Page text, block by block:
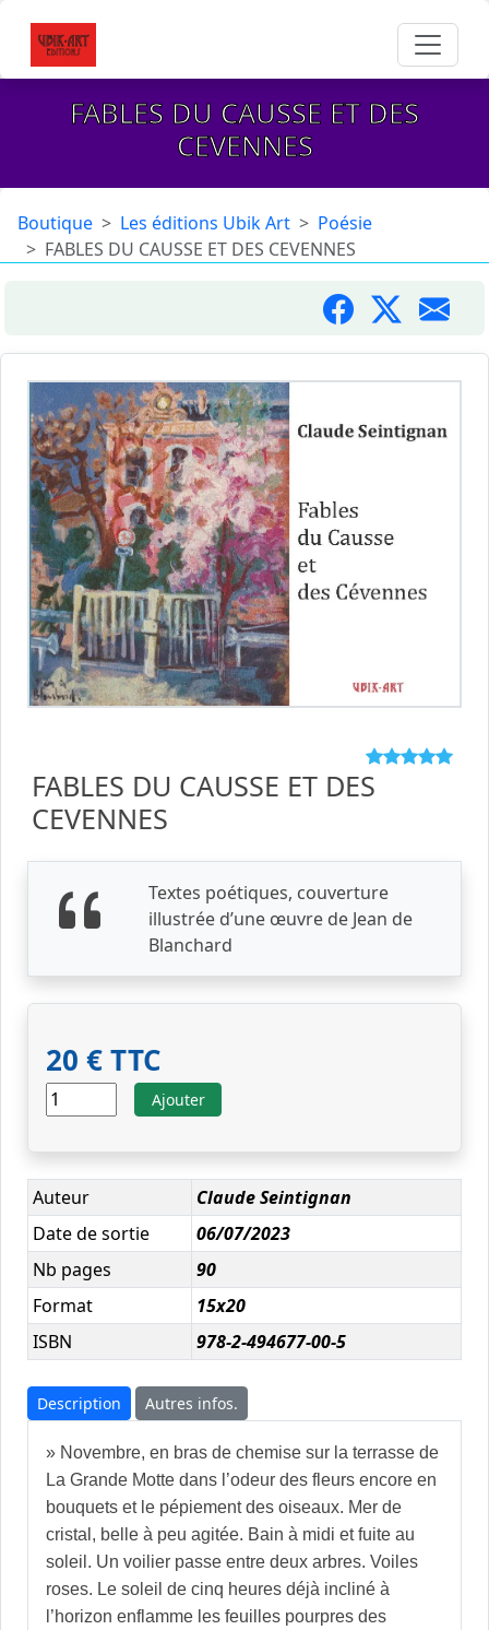
FABLES DU CAUSSE ET DES
CEVENNES
Boutique Les éditions Ubik Art
Poésie
FABLES DU CAUSSE ET DES CEVENNES
FABLES DU CAUSSE ET DES
CEVENNES
Textes poétiques, couverture
illustrée d’une œuvre de Jean de
Blanchard
20 € TTC
Ajouter
Auteur
Claude Seintignan
Date de sortie
06/07/2023
Nb pages
90
Format
15x20
ISBN
978-2-494677-00-5
Description Autres infos.
» Novembre, en bras de chemise sur la terrasse de
La Grande Motte dans l’odeur des fleurs encore en
bouquets et le pépiement des oiseaux. Mer de
cristal, belle à peu agitée. Bain à midi et fuite au
soleil. Un voilier passe entre deux arbres. Voiles
roses. Le soleil de cinq heures déjà incliné à
l’horizon enflamme les feuilles pourpres des